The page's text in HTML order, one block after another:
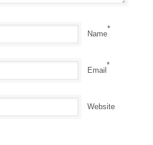
Name
*
Email
*
Website